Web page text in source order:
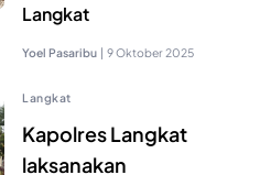
Langkat
Yoel Pasaribu | 9 Oktober 2025
Langkat
Kapolres Langkat
laksanakan